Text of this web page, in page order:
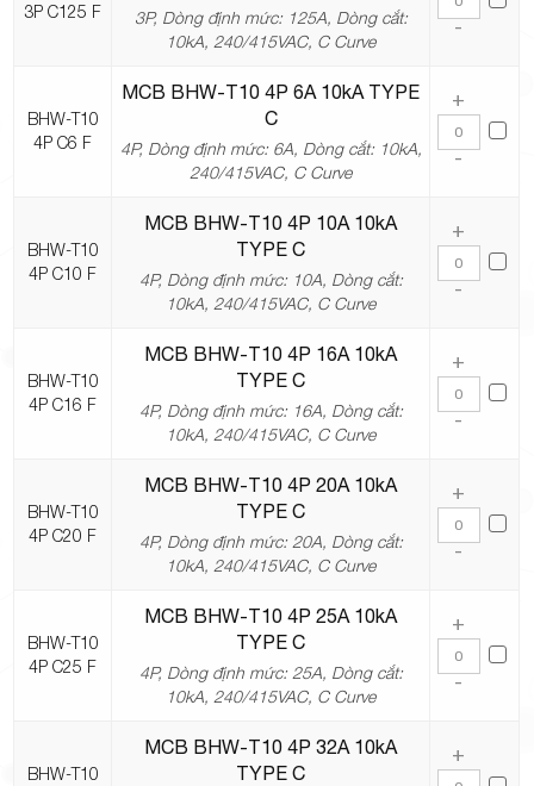
3P C125 F
3P, Dòng định mức: 125A, Dòng cắt:
10kA, 240/415VAC, C Curve
-
BHW-T10
4P C6 F
MCB BHW-T10 4P 6A 10kA TYPE
C
4P, Dòng định mức: 6A, Dòng cắt: 10kA,
240/415VAC, C Curve
+
-
BHW-T10
4P C10 F
MCB BHW-T10 4P 10A 10kA
TYPE C
4P, Dòng định mức: 10A, Dòng cắt:
10kA, 240/415VAC, C Curve
+
-
BHW-T10
4P C16 F
MCB BHW-T10 4P 16A 10kA
TYPE C
4P, Dòng định mức: 16A, Dòng cắt:
10kA, 240/415VAC, C Curve
+
-
BHW-T10
4P C20 F
MCB BHW-T10 4P 20A 10kA
TYPE C
4P, Dòng định mức: 20A, Dòng cắt:
10kA, 240/415VAC, C Curve
+
-
BHW-T10
4P C25 F
MCB BHW-T10 4P 25A 10kA
TYPE C
4P, Dòng định mức: 25A, Dòng cắt:
10kA, 240/415VAC, C Curve
+
-
BHW-T10
MCB BHW-T10 4P 32A 10kA
TYPE C
+